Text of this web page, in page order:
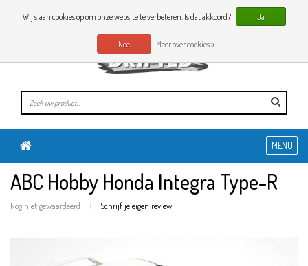
0 Artikelen
NL
MENU
ABC Hobby Honda Integra Type-R
Nog niet gewaardeerd | Schrijf je eigen review
Wij slaan cookies op om onze website te verbeteren. Is dat akkoord? Ja
Nee Meer over cookies »